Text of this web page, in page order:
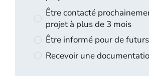
Être contacté
projet à plus de 3 mois
Être informé pour de
Recevoir une